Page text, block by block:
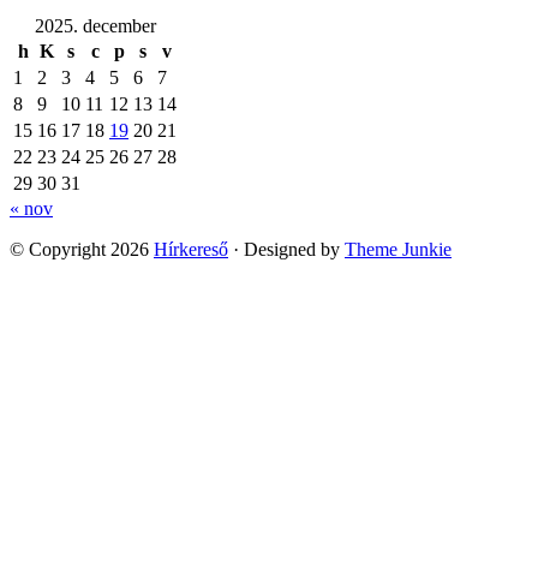
2025. december
h K s c p s
v
1
2 3 4 5 6
7
8
9 10 11 12 13 14
15 16 17 18 19 20 21
22 23 24 25 26 27 28
29 30 31
« nov
© Copyright 2026 Hírkereső · Designed by Theme Junkie